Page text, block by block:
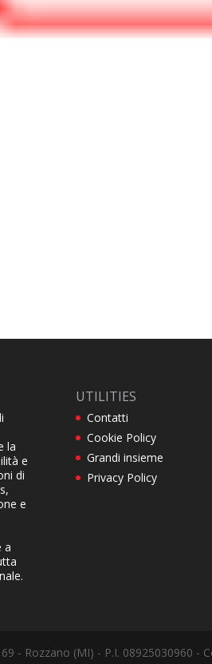
la
e
di
e
a
UTILITIES
Contatti
Cookie Policy
Grandi insieme
Privacy Policy
69 - Rozzano (MI) - P.I. 08925030960